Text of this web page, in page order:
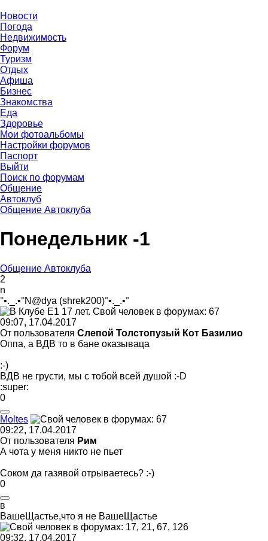
Новости
Погода
Недвижимость
Форум
Туризм
Отдых
Афиша
Бизнес
Знакомства
Еда
Здоровье
Мои фотоальбомы
Настройки форумов
Паспорт
Выйти
Поиск по форумам
Общение
Автоклуб
Общение Автоклуба
Понедельник -1
Общение Автоклуба
2
n
°•._.•°N@dya (shrek200)°•._.•°
09:07, 17.04.2017
От пользователя Слепой Толстопузый Кот Базилио
Оппа, а ВДВ то в бане оказываца
:-)
ВДВ не грусти, мы с тобой всей душой :-D
:super:
0
Moltes
09:22, 17.04.2017
От пользователя Рим
А чота у меня никто не пьет
Соком да газявой отрываетесь? :-)
0
в
ВашеЩастье,что я не ВашеЩастье
09:32, 17.04.2017